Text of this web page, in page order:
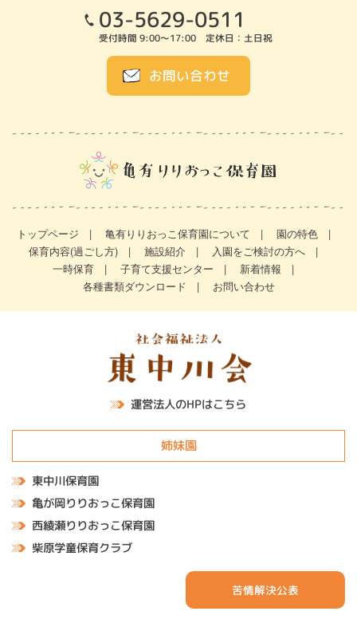
03-5629-0511
受付時間 9:00～17:00 定休日：土日祝
お問い合わせ
トップページ 亀有りりおっこ保育園について
園の特色
保育内容(過ごし方)
施設紹介
入園をご検討の方へ
一時保育
子育て支援センター
新着情報
各種書類ダウンロード
お問い合わせ
運営法人のHPはこちら
姉妹園
東中川保育園
亀が岡りりおっこ保育園
西綾瀬りりおっこ保育園
柴原学童保育クラブ
苦情解決公表